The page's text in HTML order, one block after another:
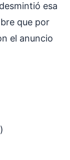
esa
que por
el anuncio